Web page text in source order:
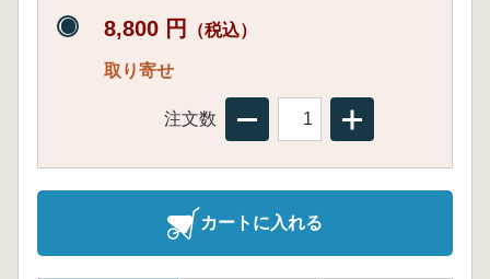
8,800 円 （税込）
取り寄せ
注文数
カートに入れる